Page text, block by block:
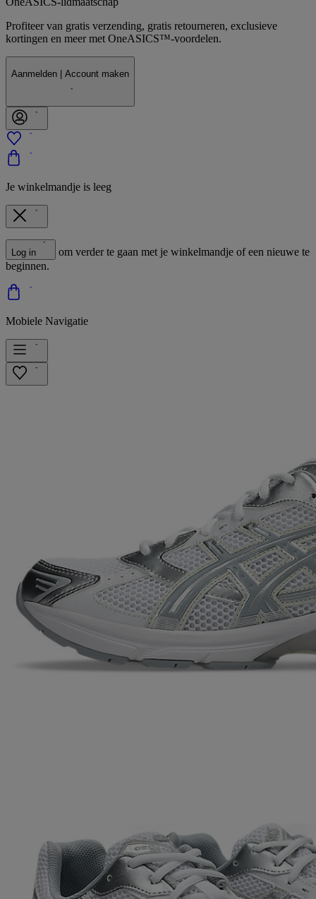
Profiteer van gratis verzending, gratis retourneren, exclusieve
kortingen en meer met OneASICS™-voordelen.
Aanmelden | Account maken
Je winkelmandje is leeg
Log in
om verder te gaan met je winkelmandje of een nieuwe te
beginnen.
Mobiele Navigatie